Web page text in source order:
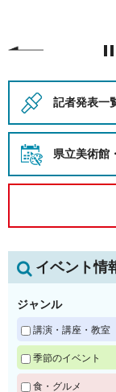
記者発表一
県立美術館
イベント情
ジャンル
講演・講座・教室
季節のイベント
食・グルメ